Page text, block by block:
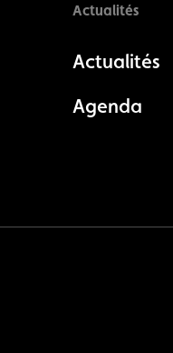
Actualités
Actualités
Agenda